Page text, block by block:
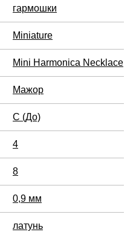
гармошки
Miniature
Mini Harmonica Necklace
Мажор
C (До)
4
8
0,9 мм
латунь